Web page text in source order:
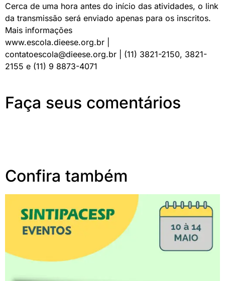
Cerca de uma hora antes do início das atividades, o link
da transmissão será enviado apenas para os inscritos.
Mais informações
www.escola.dieese.org.br
contatoescola@dieese.org.br | (11) 3821-2150, 3821-
2155 e (11) 9 8873-4071
Faça seus comentários
Confira também